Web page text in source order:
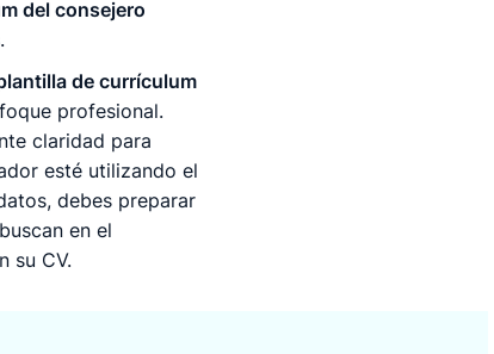
del consejero
de currículum
profesional.
claridad para
esté utilizando el
debes preparar
en el
su CV.